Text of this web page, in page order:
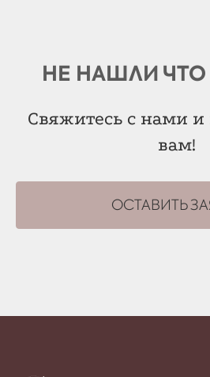
НЕ НАШЛИ
Свяжитесь с нами
вам!
ОСТАВИТЬ